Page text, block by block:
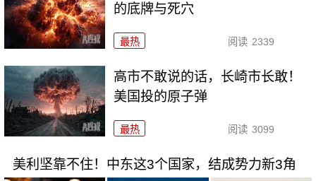
的底牌与死穴
最热 阅读 2339
高市不敢说的话，长崎市长敢！
美国投的原子弹
最热 阅读 3099
美利坚靠不住！中东这3个国家，结成势力新3角